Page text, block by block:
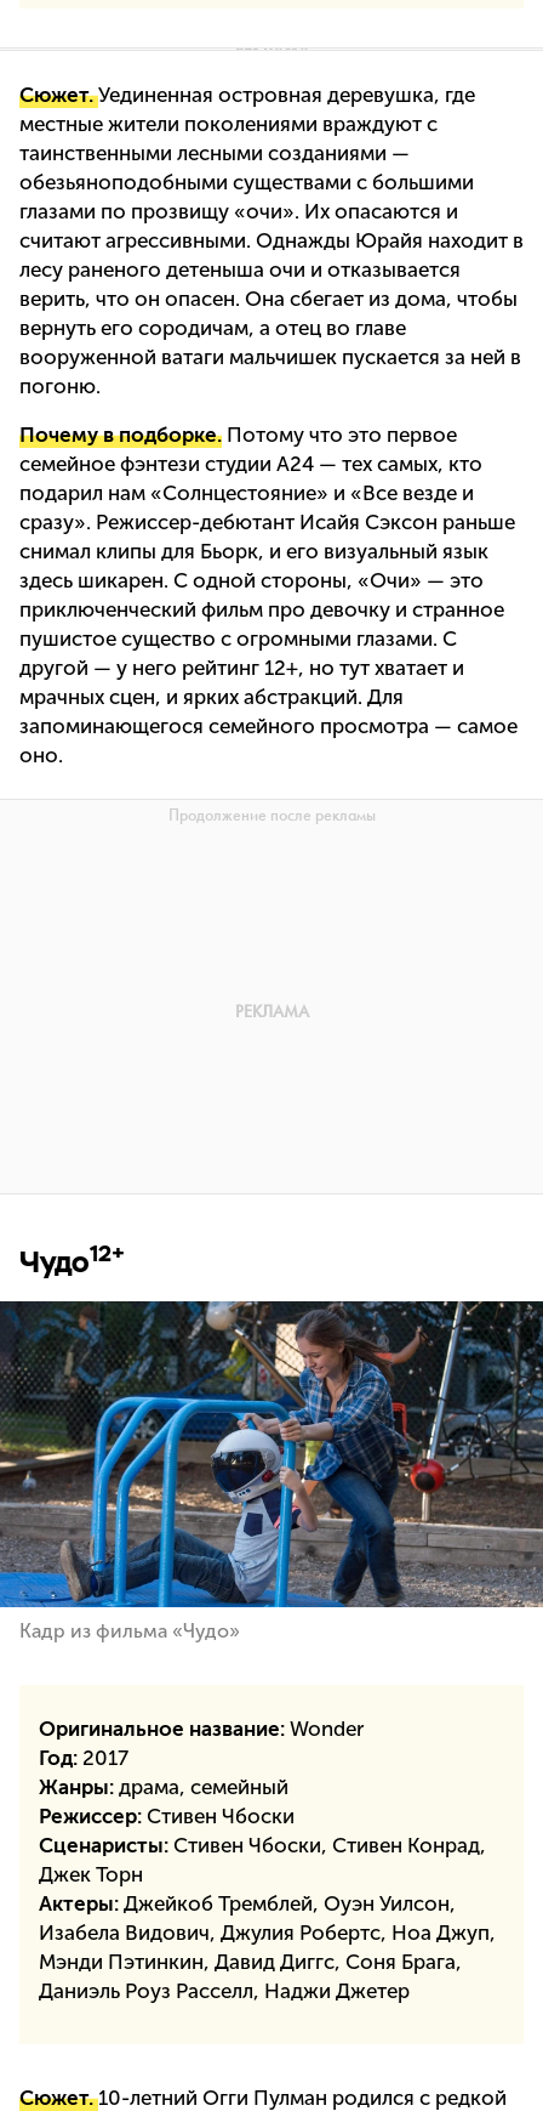
Сюжет. Уединенная островная деревушка, где
местные жители поколениями враждуют с
таинственными лесными созданиями —
обезьяноподобными существами с большими
глазами по прозвищу «очи». Их опасаются и
считают агрессивными. Однажды Юрайя находит в
лесу раненого детеныша очи и отказывается
верить, что он опасен. Она сбегает из дома, чтобы
вернуть его сородичам, а отец во главе
вооруженной ватаги мальчишек пускается за ней в
погоню.
Почему в подборке. Потому что это первое
семейное фэнтези студии A24 — тех самых, кто
подарил нам «Солнцестояние» и «Все везде и
сразу». Режиссер-дебютант Исайя Сэксон раньше
снимал клипы для Бьорк, и его визуальный язык
здесь шикарен. С одной стороны, «Очи» — это
приключенческий фильм про девочку и странное
пушистое существо с огромными глазами. С
другой — у него рейтинг 12+, но тут хватает и
мрачных сцен, и ярких абстракций. Для
запоминающегося семейного просмотра — самое
оно.
Чудо12+
Кадр из фильма «Чудо»
Оригинальное название: Wonder
Год: 2017
Жанры: драма, семейный
Режиссер: Стивен Чбоски
Сценаристы: Стивен Чбоски, Стивен Конрад,
Джек Торн
Актеры: Джейкоб Тремблей, Оуэн Уилсон,
Изабела Видович, Джулия Робертс, Ноа Джуп,
Мэнди Пэтинкин, Давид Диггс, Соня Брага,
Даниэль Роуз Расселл, Наджи Джетер
Сюжет. 10-летний Огги Пулман родился с редкой